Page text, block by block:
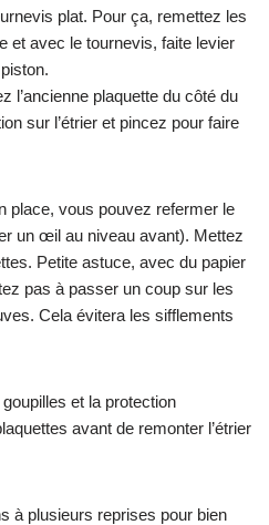
plat. Pour ça, remettez les
et avec le tournevis, faite levier
l’ancienne plaquette du côté du
sur l’étrier et pincez pour faire
place, vous pouvez refermer le
un œil au niveau avant). Mettez
Petite astuce, avec du papier
pas à passer un coup sur les
Cela évitera les sifflements
et la protection
avant de remonter l’étrier
à plusieurs reprises pour bien